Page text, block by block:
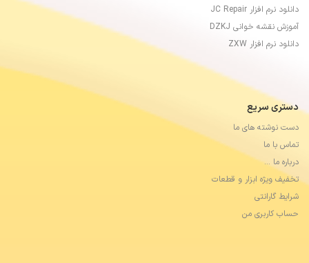
دانلود نرم افزار JC Repair
آموزش نقشه خوانی DZKJ
دانلود نرم افزار ZXW
دستری سریع
دست نوشته های ما
تماس با ما
درباره ما …
تخفیف ویژه ابزار و قطعات
شرایط گارانتی
حساب کاربری من